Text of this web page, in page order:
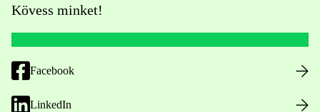
Kövess minket!
Facebook
LinkedIn